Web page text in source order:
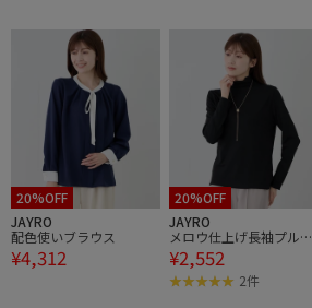
20%OFF
JAYRO
配色使いブラウス
¥4,312
20%OFF
JAYRO
メロウ仕上げ長袖プルオ
ーバー
¥2,552
2件